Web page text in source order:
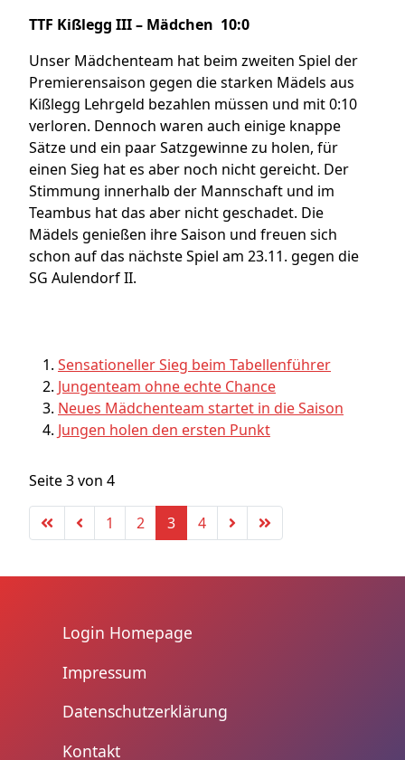
TTF Kißlegg III – Mädchen 10:0
Unser Mädchenteam hat beim zweiten Spiel der
Premierensaison gegen die starken Mädels aus
Kißlegg Lehrgeld bezahlen müssen und mit 0:10
verloren. Dennoch waren auch einige knappe
Sätze und ein paar Satzgewinne zu holen, für
einen Sieg hat es aber noch nicht gereicht. Der
Stimmung innerhalb der Mannschaft und im
Teambus hat das aber nicht geschadet. Die
Mädels genießen ihre Saison und freuen sich
schon auf das nächste Spiel am 23.11. gegen die
SG Aulendorf II.
Sensationeller Sieg beim Tabellenführer
Jungenteam ohne echte Chance
Neues Mädchenteam startet in die Saison
Jungen holen den ersten Punkt
Seite 3 von 4
1 2 3 4
Login Homepage
Impressum
Datenschutzerklärung
Kontakt